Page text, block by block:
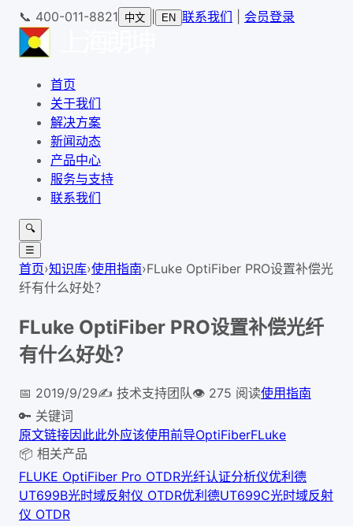
📞 400-011-8821 中文 EN 联系我们 会员登录
首页
关于我们
解决方案
新闻动态
产品中心
服务与支持
联系我们
🔍
☰
首页›知识库›使用指南›FLuke OptiFiber PRO设置补偿光
纤有什么好处？
FLuke OptiFiber PRO设置补偿光纤
有什么好处？
📅 2019/9/29✍️ 技术支持团队👁 275 阅读使用指南
🔑 关键词
原文链接因此此外应该使用前导OptiFiberFLuke
📦 相关产品
FLUKE OptiFiber Pro OTDR光纤认证分析仪优利德
UT699B光时域反射仪 OTDR优利德UT699C光时域反射
仪 OTDR